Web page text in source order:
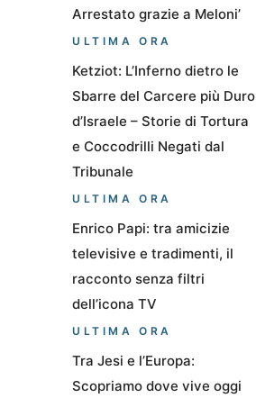
Arrestato grazie a Meloni’
ULTIMA ORA
Ketziot: L’Inferno dietro le
Sbarre del Carcere più Duro
d’Israele – Storie di Tortura
e Coccodrilli Negati dal
Tribunale
ULTIMA ORA
Enrico Papi: tra amicizie
televisive e tradimenti, il
racconto senza filtri
dell’icona TV
ULTIMA ORA
Tra Jesi e l’Europa:
Scopriamo dove vive oggi